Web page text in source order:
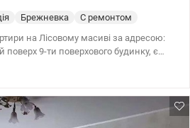
Брежневка
С ремонтом
на Лісовому масиві за адресою:
9-ти поверхового будинку, є
металопластиковий. Кухня студія,
на парковці поряд. Поряд з